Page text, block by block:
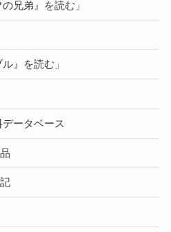
兄弟』を読む」
』を読む」
データベース